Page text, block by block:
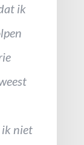
ik
ik niet